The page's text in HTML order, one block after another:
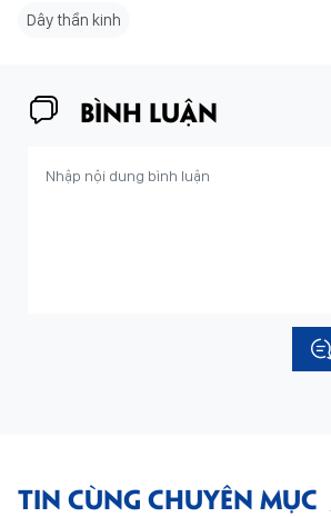
Dây thần kinh
BÌNH LUẬN
TIN CÙNG CHUYÊN MỤC